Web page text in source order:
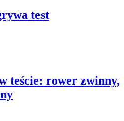
test
teście: rower zwinny,